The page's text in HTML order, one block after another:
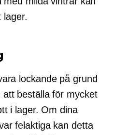
lager.
lockande på grund
beställa för mycket
i lager. Om dina
felaktiga kan detta